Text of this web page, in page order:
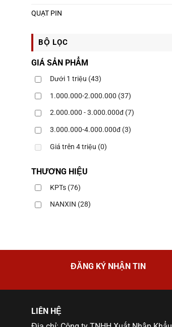
QUẠT PIN
BỘ LỌC
GIÁ SẢN PHẨM
Dưới 1 triệu (43)
1.000.000-2.000.000 (37)
2.000.000 - 3.000.000đ (7)
3.000.000-4.000.000đ (3)
Giá trên 4 triệu (0)
THƯƠNG HIỆU
KPTs (76)
NANXIN (28)
ĐĂNG KÝ NHẬN TIN
LIÊN HỆ